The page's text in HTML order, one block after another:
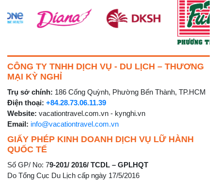
CÔNG TY TNHH DỊCH VỤ - DU LỊCH – THƯƠNG
MẠI KỲ NGHỈ
Trụ sở chính: 186 Cống Quỳnh, Phường Bến Thành, TP.HCM
Điện thoại: +84.28.73.06.11.39
Website: vacationtravel.com.vn - kynghi.vn
Email: info@vacationtravel.com.vn
GIẤY PHÉP KINH DOANH DỊCH VỤ LỮ HÀNH
QUỐC TẾ
Số GP/ No: 79-201/ 2016/ TCDL – GPLHQT
Do Tổng Cục Du Lịch cấp ngày 17/5/2016